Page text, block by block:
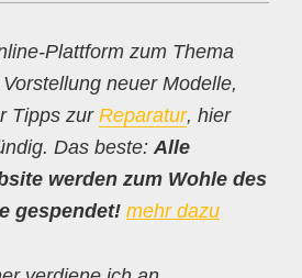
Plattform zum Thema
neuer Modelle,
Tipps zurReparatur, hier
Das beste: Alle
werden zum Wohle des
gespendet! mehr dazu